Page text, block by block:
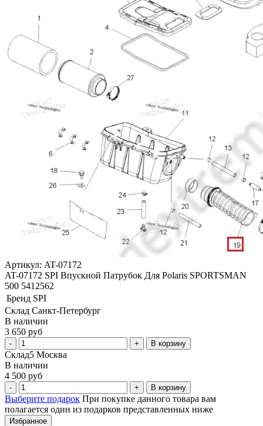
Артикул: AT-07172
AT-07172 SPI Впускной Патрубок Для Polaris SPORTSMAN
500 5412562
Бренд SPI
Склад Санкт-Петербург
В наличии
3 650 руб
В корзину
Склад5 Москва
В наличии
4 500 руб
В корзину
Выберите подарок При покупке данного товара вам
полагается один из подарков представленных ниже
Избранное